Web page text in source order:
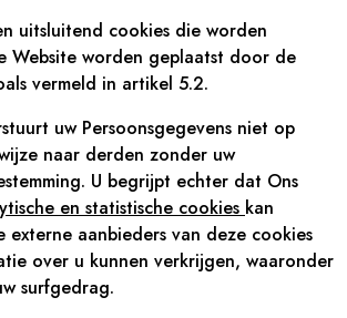
uitsluitend cookies die worden
Website worden geplaatst door de
vermeld in artikel 5.2.
uw Persoonsgegevens niet op
naar derden zonder uw
U begrijpt echter dat Ons
en statistische cookies kan
externe aanbieders van deze cookies
over u kunnen verkrijgen, waaronder
surfgedrag.